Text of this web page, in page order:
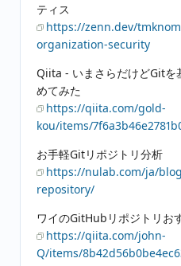
ティス
https://zenn.dev/
organization-security
Qiita - いまさらだけどGitを
めてみた
https://qiita.com/gold-
kou/items/
お手軽Gitリポジトリ分析
https://nulab.com/ja/
repository/
ワイのGitHubリポジトリお
https://qiita.com/john-
Q/items/